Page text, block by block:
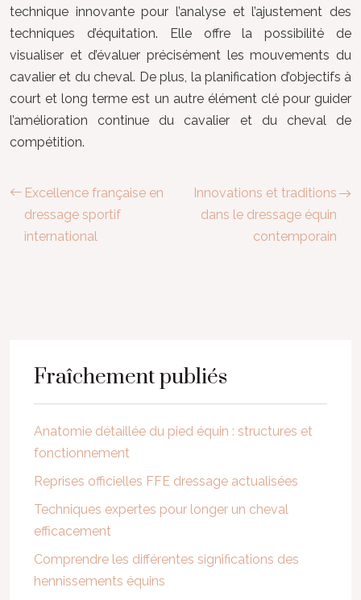
technique innovante pour l’analyse et l’ajustement des
techniques d’équitation. Elle offre la possibilité de
visualiser et d’évaluer précisément les mouvements du
cavalier et du cheval. De plus, la planification d’objectifs à
court et long terme est un autre élément clé pour guider
l’amélioration continue du cavalier et du cheval de
compétition.
Excellence française en
dressage sportif
international
Innovations et traditions
dans le dressage équin
contemporain
Fraîchement publiés
Anatomie détaillée du pied équin : structures et
fonctionnement
Reprises officielles FFE dressage actualisées
Techniques expertes pour longer un cheval
efficacement
Comprendre les différentes significations des
hennissements équins